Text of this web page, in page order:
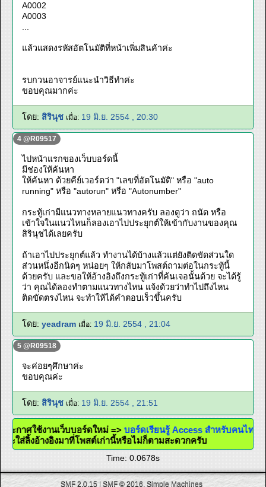
A0002
A0003
แล้วแสดงรหัสอัตโนมัติที่หน้าเพิ่มสินค้าค่ะ
รบกวนอาจารย์แนะนำวิธีทำค่ะ
ขอบคุณมากค่ะ
โดย: สิรินุช เมื่อ: 19 มิ.ย. 2554 , 20:30
4 @R09517
ไปหน้าแรกของเว็บบอร์ดนี้
มีช่องให้ค้นหา
ให้ค้นหา ด้วยคีย์เวอร์ดว่า "เลขที่อัตโนมัติ" หรือ "auto
running" หรือ "autorun" หรือ "Autonumber"
กระทู้เก่ามีแนวทางหลายแนวทางครับ ลองดูว่า ถนัด หรือ
เข้าใจในแนวไหนก็ลองเอาไปประยุกต์ให้เข้ากับงานของคุณ
สิรินุชได้เลยครับ
ถ้าเอาไปประยุกต์แล้ว ทำงานได้บ้างแล้วแต่ยังติดขัดส่วนใด
ส่วนหนึ่งอีกนิดๆ หน่อยๆ ให้กลับมาโพสต์ถามต่อในกระทู้นี้
ด้วยครับ และขอให้อ้างอิงถึงกระทู้เก่าที่ค้นเจอนั้นด้วย จะได้รู้
ว่า คุณได้ลองทำตามแนวทางไหน แจ้งด้วยว่าทำไปถึงไหน
ติดขัดตรงไหน จะทำให้ได้คำตอบเร็วขึ้นครับ
โดย: yeadram เมื่อ: 19 มิ.ย. 2554 , 21:04
5 @R09518
จะค่อยๆศึกษาค่ะ
ขอบคุณค่ะ
โดย: สิรินุช เมื่อ: 19 มิ.ย. 2554 , 21:51
ประกาศใช้งานเว็บบอร์ดใหม่ =>บอร์ดเรียนรู้ Access สำหรับคนไท
ล้วจะใส่ลิ้งอ้างอิงมาที่โพสต์เก่านี้หรือไม่ก็ตามสะดวกครับ
Time: 0.0678s
SMF 2.0.15| SMF © 2016 Simple Machines